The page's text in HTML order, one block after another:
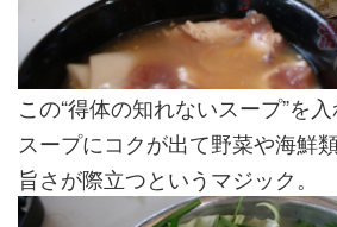
この“得体の知れないスープ”を入
スープにコクが出て野菜や海鮮
旨さが際立つというマジック。